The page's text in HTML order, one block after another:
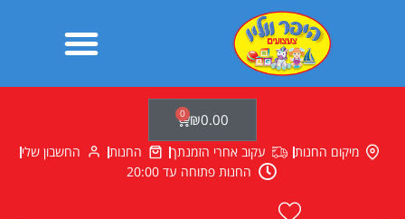
₪0.00
0
עגלת
קניות
מיקום החנות עקוב אחרי הזמנתך החנות
החשבון שלי
החנות פתוחה עד 20:00